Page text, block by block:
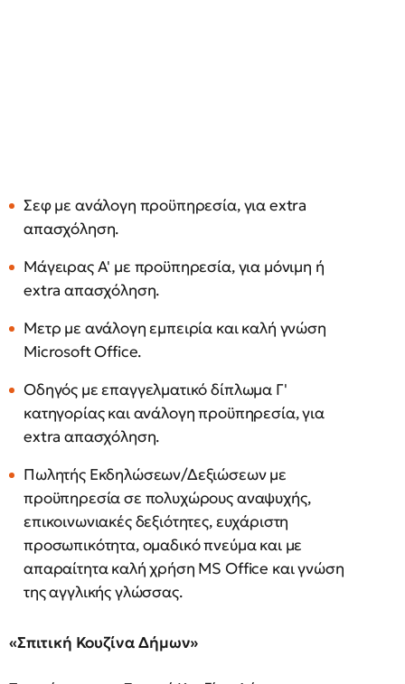
Σεφ με ανάλογη προϋπηρεσία, για extra
απασχόληση.
Μάγειρας Α' με προϋπηρεσία, για μόνιμη ή
extra απασχόληση.
Μετρ με ανάλογη εμπειρία και καλή γνώση
Microsoft Office.
Οδηγός με επαγγελματικό δίπλωμα Γ'
κατηγορίας και ανάλογη προϋπηρεσία, για
extra απασχόληση.
Πωλητής Εκδηλώσεων/Δεξιώσεων με
προϋπηρεσία σε πολυχώρους αναψυχής,
επικοινωνιακές δεξιότητες, ευχάριστη
προσωπικότητα, ομαδικό πνεύμα και με
απαραίτητα καλή χρήση MS Office και γνώση
της αγγλικής γλώσσας.
«Σπιτική Κουζίνα Δήμων»